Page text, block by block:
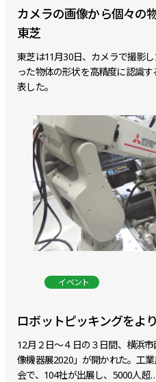
カメラの画像から個々の
東芝
東芝は11月30日、カメラで撮影
った物体の形状を高精度に認識
表した。
イベント
ロボットピッキングをよ
12月２日～４日の３日間、横浜
像機器展2020」が開かれた。工
会で、104社が出展し、5000人